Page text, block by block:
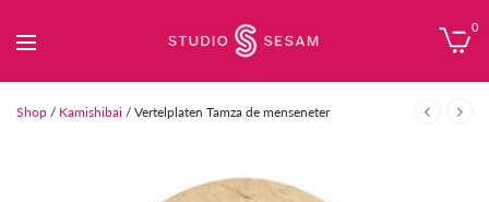
0
Shop / Kamishibai / Vertelplaten Tamza de menseneter